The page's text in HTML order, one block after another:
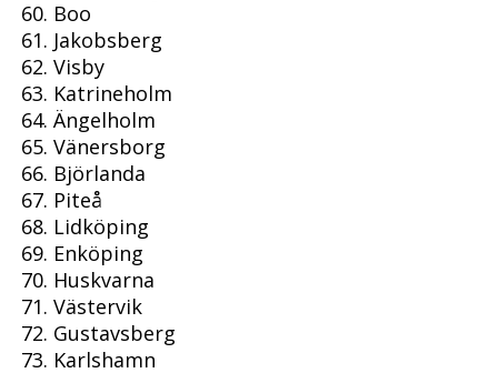
Boo
Jakobsberg
Visby
Katrineholm
Ängelholm
Vänersborg
Björlanda
Piteå
Lidköping
Enköping
Huskvarna
Västervik
Gustavsberg
Karlshamn